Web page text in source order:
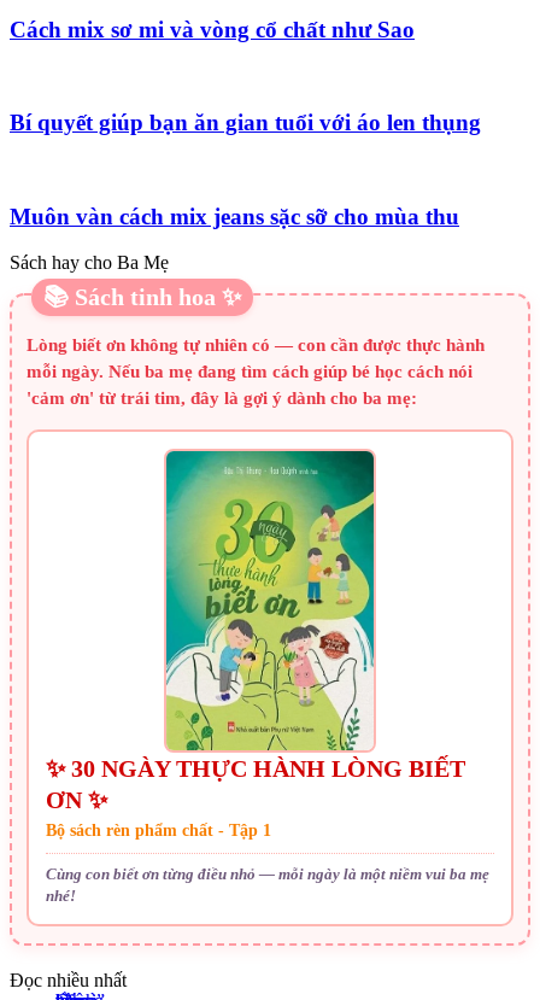
Cách mix sơ mi và vòng cổ chất như Sao
Bí quyết giúp bạn ăn gian tuổi với áo len thụng
Muôn vàn cách mix jeans sặc sỡ cho mùa thu
Sách hay cho Ba Mẹ
📚 Sách tinh hoa ✨
Lòng biết ơn không tự nhiên có — con cần được thực hành
mỗi ngày. Nếu ba mẹ đang tìm cách giúp bé học cách nói
'cảm ơn' từ trái tim, đây là gợi ý dành cho ba mẹ:
✨ 30 NGÀY THỰC HÀNH LÒNG BIẾT
ƠN ✨
Bộ sách rèn phẩm chất - Tập 1
Cùng con biết ơn từng điều nhỏ — mỗi ngày là một niềm vui ba mẹ
nhé!
Đọc nhiều nhất